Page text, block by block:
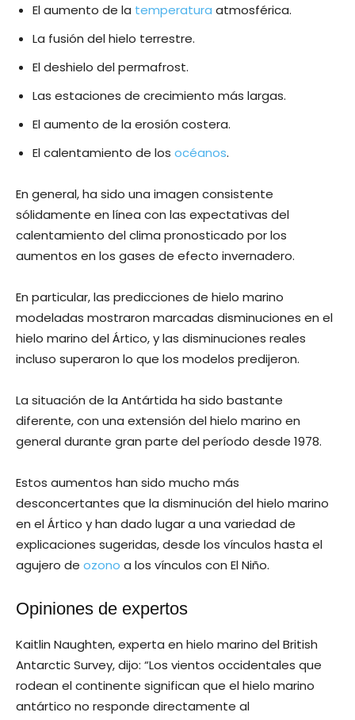
El aumento de la temperatura atmosférica.
La fusión del hielo terrestre.
El deshielo del permafrost.
Las estaciones de crecimiento más largas.
El aumento de la erosión costera.
El calentamiento de los océanos.
En general, ha sido una imagen consistente
sólidamente en línea con las expectativas del
calentamiento del clima pronosticado por los
aumentos en los gases de efecto invernadero.
En particular, las predicciones de hielo marino
modeladas mostraron marcadas disminuciones en el
hielo marino del Ártico, y las disminuciones reales
incluso superaron lo que los modelos predijeron.
La situación de la Antártida ha sido bastante
diferente, con una extensión del hielo marino en
general durante gran parte del período desde 1978.
Estos aumentos han sido mucho más
desconcertantes que la disminución del hielo marino
en el Ártico y han dado lugar a una variedad de
explicaciones sugeridas, desde los vínculos hasta el
agujero de ozono a los vínculos con El Niño.
Opiniones de expertos
Kaitlin Naughten, experta en hielo marino del British
Antarctic Survey, dijo: “Los vientos occidentales que
rodean el continente significan que el hielo marino
antártico no responde directamente al